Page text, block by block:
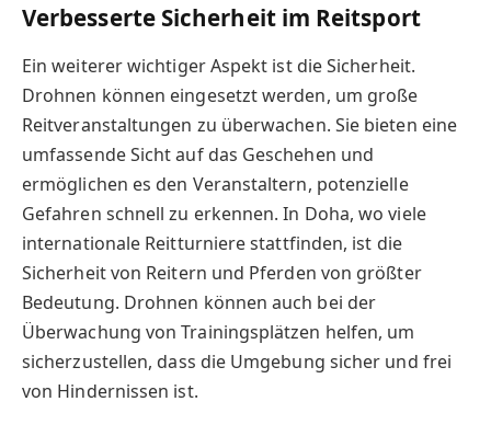
Verbesserte Sicherheit im Reitsport
Ein weiterer wichtiger Aspekt ist die Sicherheit.
Drohnen können eingesetzt werden, um große
Reitveranstaltungen zu überwachen. Sie bieten eine
umfassende Sicht auf das Geschehen und
ermöglichen es den Veranstaltern, potenzielle
Gefahren schnell zu erkennen. In Doha, wo viele
internationale Reitturniere stattfinden, ist die
Sicherheit von Reitern und Pferden von größter
Bedeutung. Drohnen können auch bei der
Überwachung von Trainingsplätzen helfen, um
sicherzustellen, dass die Umgebung sicher und frei
von Hindernissen ist.